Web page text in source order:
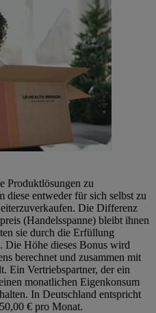
Produktlösungen zu
entweder für sich selbst zu
Die Differenz
(Handelsspanne) bleibt ihnen
sie durch die Erfüllung
Die Höhe dieses Bonus wird
berechnet und zusammen mit
Ein Vertriebspartner, der ein
monatlichen Eigenkonsum
In Deutschland entspricht
€ pro Monat.